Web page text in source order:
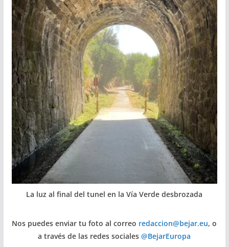
La luz al final del tunel en la Vía Verde desbrozada
Nos puedes enviar tu foto al correo redaccion@bejar.eu, o
a través de las redes sociales@BejarEuropa